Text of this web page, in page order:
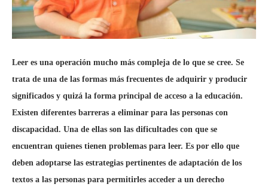
Leer es una operación mucho más compleja de lo que se cree. Se
trata de una de las formas más frecuentes de adquirir y producir
significados y quizá la forma principal de acceso a la educación.
Existen diferentes barreras a eliminar para las personas con
discapacidad. Una de ellas son las dificultades con que se
encuentran quienes tienen problemas para leer. Es por ello que
deben adoptarse las estrategias pertinentes de adaptación de los
textos a las personas para permitirles acceder a un derecho